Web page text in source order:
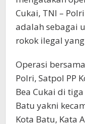
Cukai, TNI –
adalah sebagai
rokok ilegal
Operasi
Polri, Satpol PP
Bea Cukai di
Batu yakni
Kota Batu, Kata